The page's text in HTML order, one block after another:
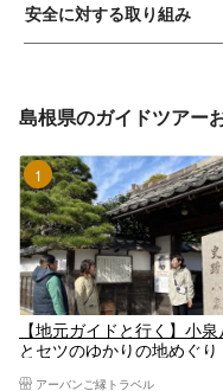
安全に対する取り組み
島根県のガイドツアー
1位
【地元ガイドと行く】小
とセツのゆかりの地めぐり
アーバンご縁トラベル